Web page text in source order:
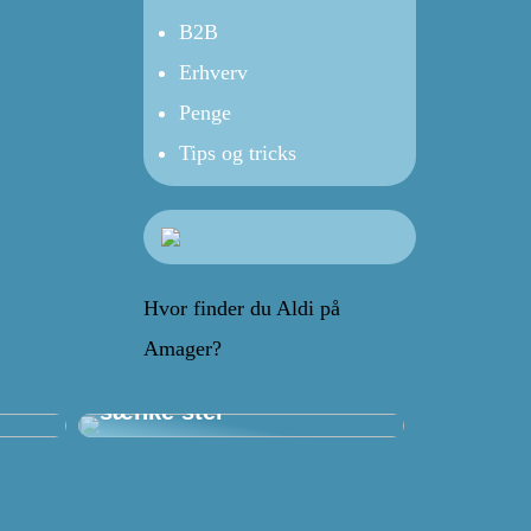
B2B
Erhverv
Penge
Tips og tricks
Hvor finder du Aldi på
Amager?
Tilpas dit arbejdsbord
sænke stel